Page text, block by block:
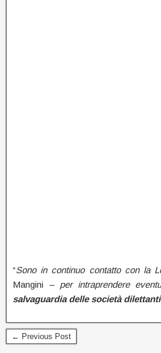
“Sono in continuo contatto con la
Mangini – per intraprendere
salvaguardia delle società
← Previous Post